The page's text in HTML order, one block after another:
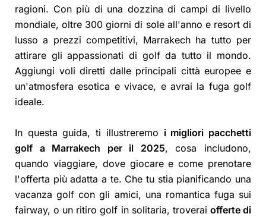
ragioni. Con più di una dozzina di campi di livello
mondiale, oltre 300 giorni di sole all'anno e resort di
lusso a prezzi competitivi, Marrakech ha tutto per
attirare gli appassionati di golf da tutto il mondo.
Aggiungi voli diretti dalle principali città europee e
un'atmosfera esotica e vivace, e avrai la fuga golf
ideale.
In questa guida, ti illustreremo i migliori pacchetti
golf a Marrakech per il 2025, cosa includono,
quando viaggiare, dove giocare e come prenotare
l'offerta più adatta a te. Che tu stia pianificando una
vacanza golf con gli amici, una romantica fuga sui
fairway, o un ritiro golf in solitaria, troverai offerte di